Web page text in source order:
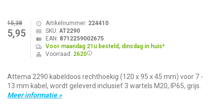
15,38
5,95
Artikelnummer: 224410
SKU: AT2290
EAN: 8712259002675
Voor maandag 21u besteld, dinsdag in huis*
Voorraad: 2620
Attema 2290 kabeldoos rechthoekig (120 x 95 x 45 mm) voor 7 -
13 mm kabel, wordt geleverd inclusief 3 wartels M20, IP65, grijs.
Meer informatie »